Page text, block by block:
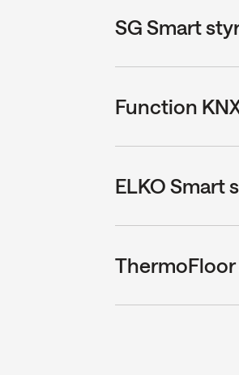
SG Smart
Function
ELKO Smart